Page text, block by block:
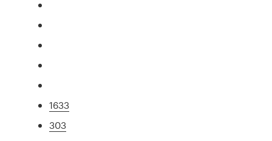
1633
303